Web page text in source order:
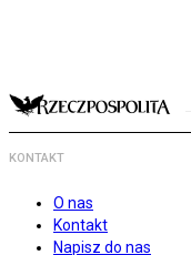
KONTAKT
O nas
Kontakt
Napisz do nas